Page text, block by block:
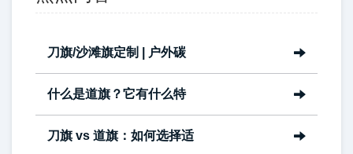
刀旗/沙滩旗定制 | 户外碳
什么是道旗？它有什么特
刀旗 vs 道旗：如何选择适